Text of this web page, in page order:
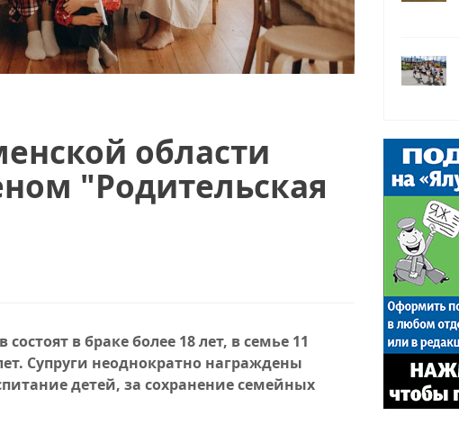
области
"Родительская
в браке более 18 лет, в семье 11
Супруги неоднократно награждены
детей, за сохранение семейных